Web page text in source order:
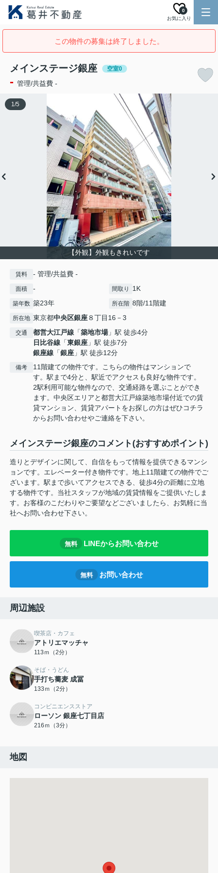
お気に入り
0
この物件の募集は終了しました。
メインステージ銀座 空室0
- 管理/共益費 -
【外観】外観もきれいです
1/5
賃料 - 管理/共益費 -
面積 - 間取り 1K
築年数 築23年 所在階 8階/11階建
所在地 東京都中央区銀座８丁目16－3
交通 都営大江戸線 「築地市場」駅 徒歩4分
日比谷線 「東銀座 」駅 徒歩7分
銀座線 「銀座 」駅 徒歩12分
備考
11階建ての物件です。こちらの物件はマンションで
す。駅まで4分と、駅近でアクセスも良好な物件です。
2駅利用可能な物件なので、交通経路を選ぶことができ
ます。中央区エリアと都営大江戸線築地市場付近での賃
貸マンション、賃貸アパートをお探しの方はぜひコチラ
からお問い合わせやご連絡を下さい。
メインステージ銀座のコメント(おすすめポイント)
造りとデザインに関して、自信をもって情報を提供できるマンシ
ョンです。エレベーター付き物件です。地上11階建ての物件でご
ざいます。駅まで歩いてアクセスできる、徒歩4分の距離に立地
する物件です。当社スタッフが地域の賃貸情報をご提供いたしま
す。お客様のこだわりやご要望などございましたら、お気軽に当
社へお問い合わせ下さい。
無料 LINEからお問い合わせ
無料 お問い合わせ
周辺施設
喫茶店・カフェ
アトリエマッチャ
113ｍ（2分）
そば・うどん
手打ち蕎麦 成冨
133ｍ（2分）
コンビニエンスストア
ローソン 銀座七丁目店
216ｍ（3分）
地図